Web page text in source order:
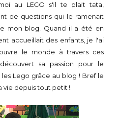
au LEGO s'il te plait tata,
de questions qui le ramenait
mon blog. Quand il a été en
accueillait des enfants, je l'ai
le monde à travers ces
sa passion pour le
Lego grâce au blog ! Bref le
vie depuis tout petit !